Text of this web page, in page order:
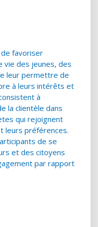
de favoriser
vie des jeunes, des
leur permettre de
à leurs intérêts et
à
la clientèle dans
qui rejoignent
leurs préférences.
de se
et des citoyens
par rapport